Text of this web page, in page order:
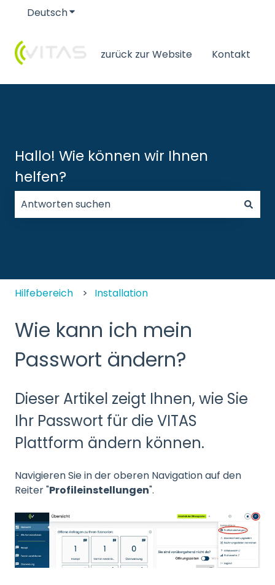
DeutschUntermenü für Übersetzungen anzeigen
zurück zur Website Kontakt
Hallo! Wie können wir Ihnen
helfen?
Hilfebereich Installation
Wie kann ich mein
Passwort ändern?
Dieser Artikel zeigt Ihnen, wie Sie
Ihr Passwort für die VITAS
Plattform ändern können.
Navigieren Sie in der oberen Navigation auf den
Reiter "Profileinstellungen".